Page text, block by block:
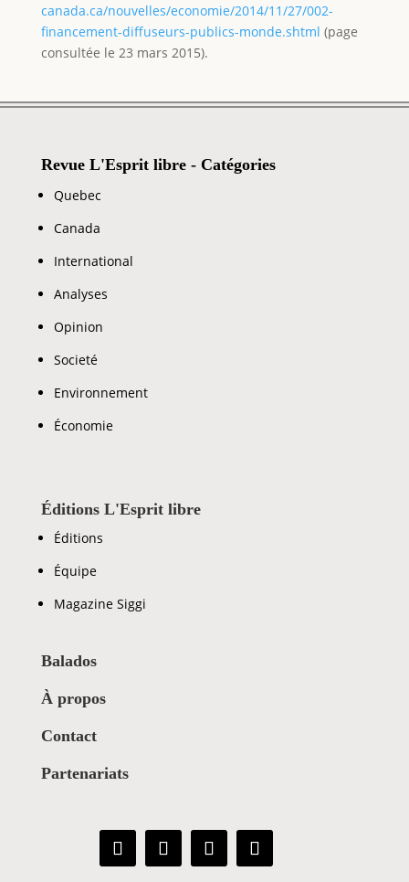
canada.ca/nouvelles/economie/2014/11/27/002-
financement-diffuseurs-publics-monde.shtml (page
consultée le 23 mars 2015).
Revue L'Esprit libre - Catégories
Quebec
Canada
International
Analyses
Opinion
Societé
Environnement
Économie
Éditions L'Esprit libre
Éditions
Équipe
Magazine Siggi
Balados
À propos
Contact
Partenariats